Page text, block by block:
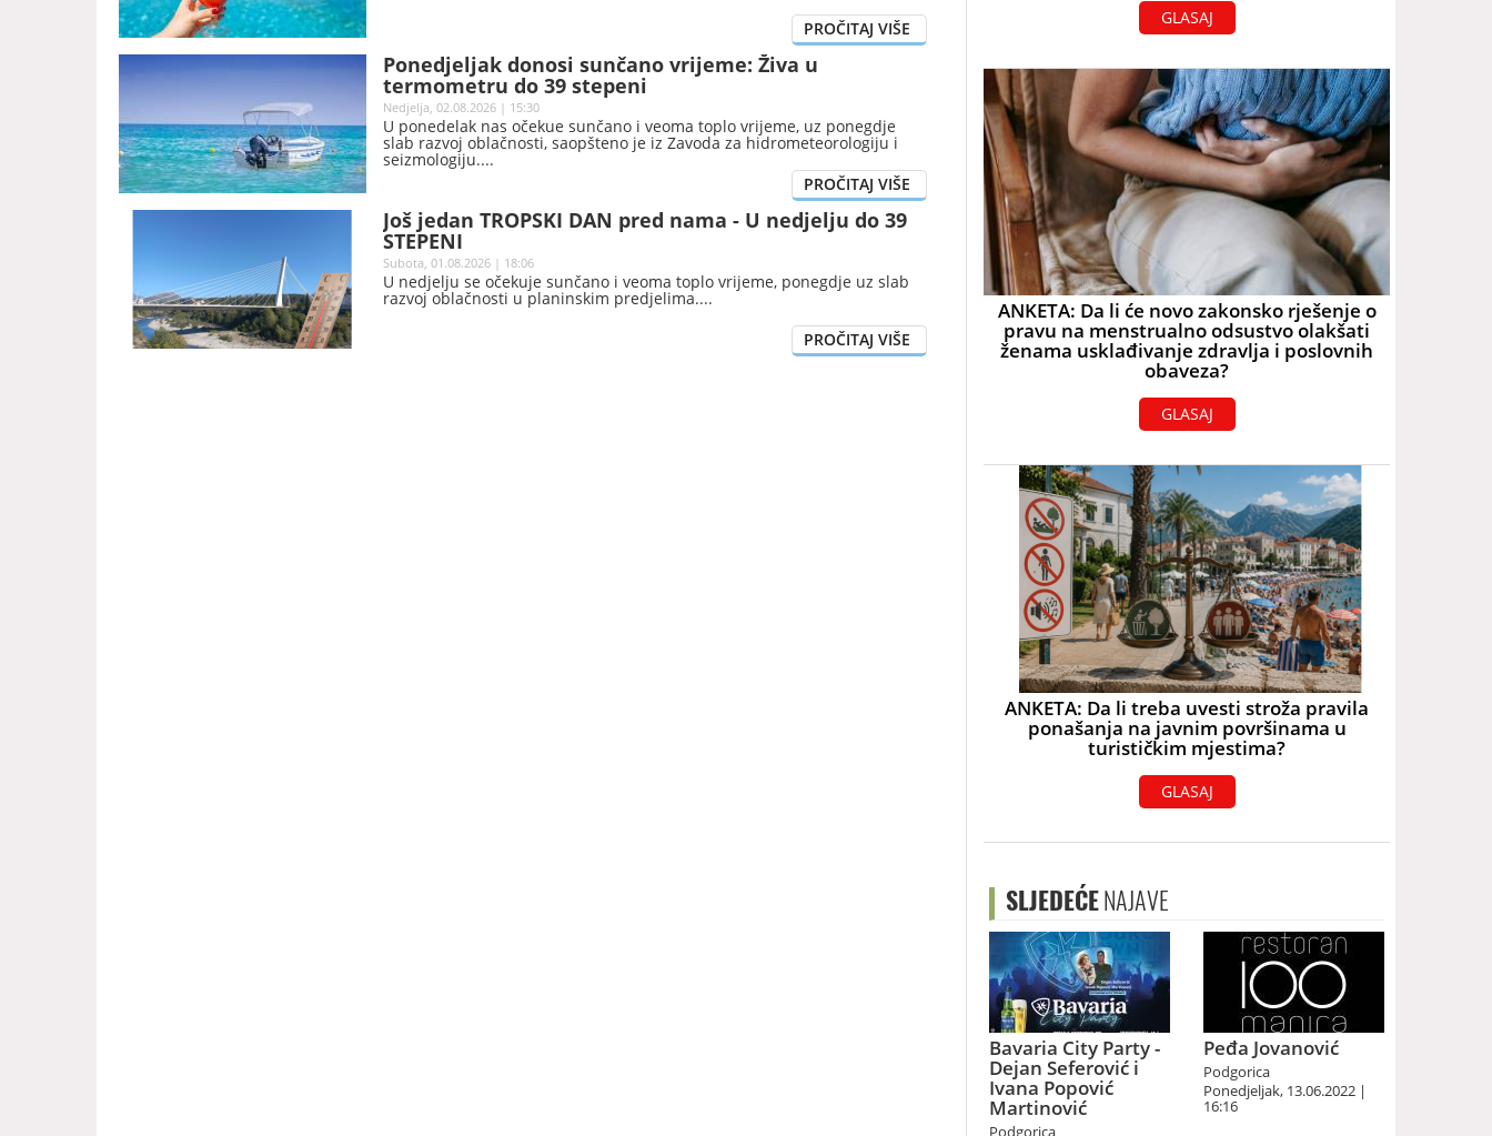
Ponedjeljak donosi sunčano vrijeme: Živa u
termometru do 39 stepeni
Nedjelja, 02.08.2026 | 15:30
U ponedelak nas očekue sunčano i veoma toplo vrijeme, uz ponegdje
slab razvoj oblačnosti, saopšteno je iz Zavoda za hidrometeorologiju i
seizmologiju.
Još jedan TROPSKI DAN pred nama - U nedjelju do 39
STEPENI
Subota, 01.08.2026 | 18:06
U nedjelju se očekuje sunčano i veoma toplo vrijeme, ponegdje uz slab
razvoj oblačnosti u planinskim predjelima.
GLASAJ
ANKETA: Da li će novo zakonsko rješenje o
pravu na menstrualno odsustvo olakšati
ženama usklađivanje zdravlja i poslovnih
obaveza?
GLASAJ
ANKETA: Da li treba uvesti stroža pravila
ponašanja na javnim površinama u
turističkim mjestima?
GLASAJ
SLJEDEĆENAJAVE
Bavaria City Party -
Dejan Seferović i
Ivana Popović
Martinović
Podgorica
Peđa Jovanović
Podgorica
Ponedjeljak, 13.06.2022 |
16:16